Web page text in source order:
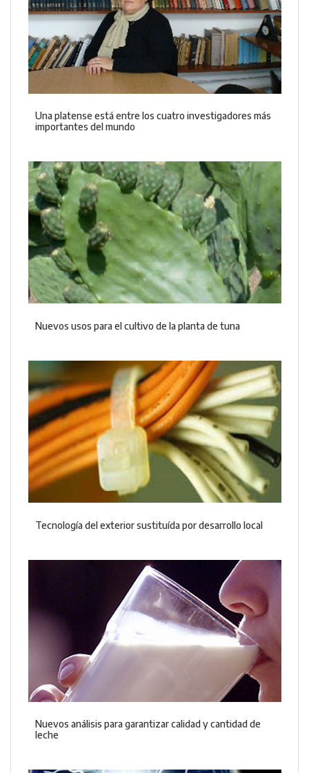
Una platense está entre los cuatro investigadores más
importantes del mundo
Nuevos usos para el cultivo de la planta de tuna
Tecnología del exterior sustituída por desarrollo local
Nuevos análisis para garantizar calidad y cantidad de
leche